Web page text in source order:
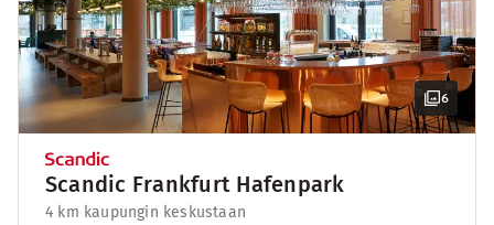
6
Scandic Frankfurt Hafenpark
4 km kaupungin keskustaan